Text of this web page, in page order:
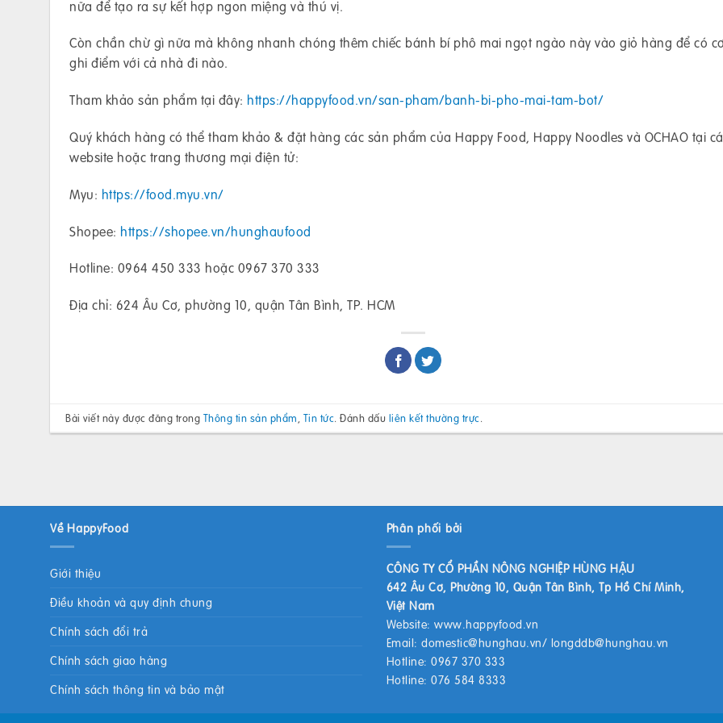
nữa để tạo ra sự kết hợp ngon miệng và thú vị.
Còn chần chừ gì nữa mà không nhanh chóng thêm chiếc bánh bí phô mai ngọt ngào này vào giỏ hàng để có
ghi điểm với cả nhà đi nào.
Tham khảo sản phẩm tại đây: https://happyfood.vn/san-pham/banh-bi-pho-mai-tam-bot/
Quý khách hàng có thể tham khảo & đặt hàng các sản phẩm của Happy Food, Happy Noodles và OCHAO tại
website hoặc trang thương mại điện tử:
Myu: https://food.myu.vn/
Shopee: https://shopee.vn/hunghaufood
Hotline: 0964 450 333 hoặc 0967 370 333
Địa chỉ: 624 Âu Cơ, phường 10, quận Tân Bình, TP. HCM
Bài viết này được đăng trong Thông tin sản phẩm, Tin tức. Đánh dấu liên kết thường trực.
Về HappyFood
Giới thiệu
Điều khoản và quy định chung
Chính sách đổi trả
Chính sách giao hàng
Chính sách thông tin và bảo mật
Phân phối bởi
CÔNG TY CỔ PHẦN NÔNG NGHIỆP HÙNG HẬU
642 Âu Cơ, Phường 10, Quận Tân Bình, Tp Hồ Chí Minh,
Việt Nam
Website:www.happyfood.vn
Email:domestic@hunghau.vn/ longddb@hunghau.vn
Hotline: 0967 370 333
Hotline: 076 584 8333